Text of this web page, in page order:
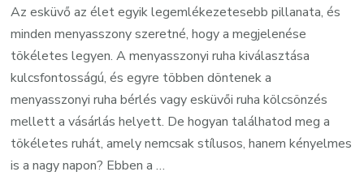
Az esküvő az élet egyik legemlékezetesebb pillanata, és
minden menyasszony szeretné, hogy a megjelenése
tökéletes legyen. A menyasszonyi ruha kiválasztása
kulcsfontosságú, és egyre többen döntenek a
menyasszonyi ruha bérlés vagy esküvői ruha kölcsönzés
mellett a vásárlás helyett. De hogyan találhatod meg a
tökéletes ruhát, amely nemcsak stílusos, hanem kényelmes
is a nagy napon? Ebben a …